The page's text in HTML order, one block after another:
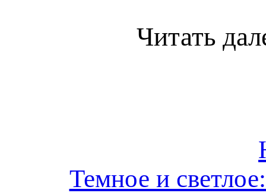
Читать
Темное и